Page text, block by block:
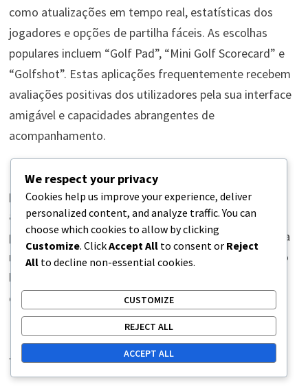
como atualizações em tempo real, estatísticas dos
jogadores e opções de partilha fáceis. As escolhas
populares incluem “Golf Pad”, “Mini Golf Scorecard” e
“Golfshot”. Estas aplicações frequentemente recebem
avaliações positivas dos utilizadores pela sua interface
amigável e capacidades abrangentes de
acompanhamento.
Muitas dessas aplicações estão disponíveis tanto nas
plataformas iOS quanto Android, tornando-as
acessíveis a um amplo público. Elas normalmente
permitem que os utilizadores insiram pontuações para
múltiplos jogadores e acompanhem o desempenho ao
longo do tempo, o que pode ser benéfico para jogos
competitivos.
Opções de cartões de pontuação
físicos e os seus benefícios
We respect your privacy
Cookies help us improve your experience, deliver
personalized content, and analyze traffic. You can
choose which cookies to allow by clicking
Customize. ClickAccept All to consent or Reject
All to decline non-essential cookies.
CUSTOMIZE
REJECT ALL
ACCEPT ALL